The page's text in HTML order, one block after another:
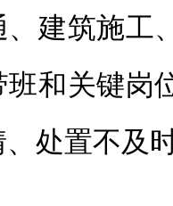
、建筑施工
班和关键岗
处置不及